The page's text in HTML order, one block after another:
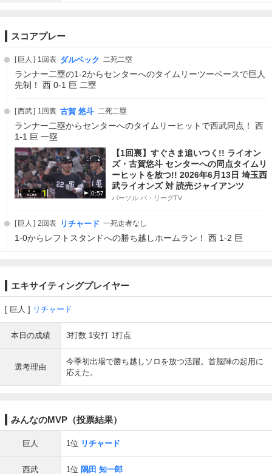
スコアプレー
巨人 1回表 ダルベック 二死二塁
ランナー二塁の1-2からセンターへのタイムリーツーベースで巨人
先制！ 西 0-1 巨 二塁
西武 1回裏 古賀 悠斗 二死二塁
ランナー二塁からセンターへのタイムリーヒットで西武同点！ 西
1-1 巨 一塁
0:57
【1回裏】すぐさま追いつく!! ライオン
ズ・古賀悠斗 センターへの同点タイムリ
ーヒットを放つ!! 2026年6月13日 埼玉西
武ライオンズ 対 読売ジャイアンツ
パーソル パ・リーグTV
巨人 2回表 リチャード 一死走者なし
1-0からレフトスタンドへの勝ち越しホームラン！ 西 1-2 巨
エキサイティングプレイヤー
巨人 リチャード
本日の成績 3打数 1安打 1打点
選考理由
今季初出場で勝ち越しソロを放つ活躍。首脳陣の起用に
応えた。
みんなのMVP（投票結果）
巨人 1位 リチャード
西武 1位 隅田 知一郎